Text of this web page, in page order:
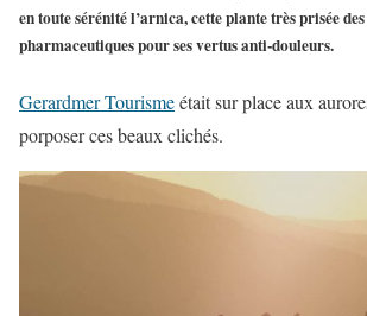
en toute sérénitél’arnica, cette plante très prisée
pharmaceutiques pour ses vertusanti-douleurs.
Gerardmer Tourismeétait sur place aux
porposer ces beaux clichés.